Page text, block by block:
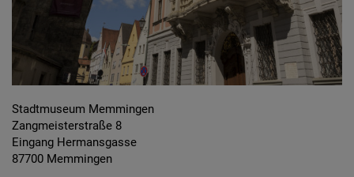
Stadtmuseum Memmingen
Zangmeisterstraße 8
Eingang Hermansgasse
87700 Memmingen